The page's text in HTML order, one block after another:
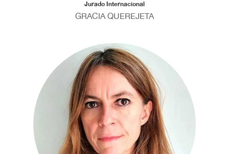
Jurado Internacional
GRACIA QUEREJETA